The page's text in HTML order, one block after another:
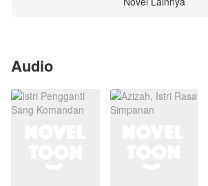
Audio